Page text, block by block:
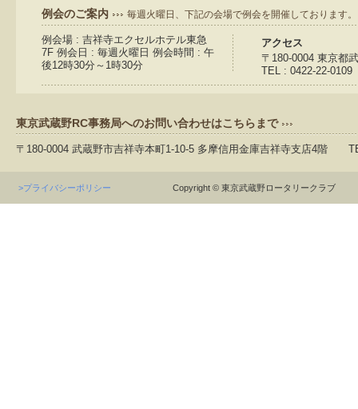
例会のご案内 毎週火曜日、下記の会場で例会を開催しております。
例会場 : 吉祥寺エクセルホテル東急
7F 例会日 : 毎週火曜日 例会時間 : 午
後12時30分～1時30分
アクセス
〒180-0004 東京都
TEL : 0422-22-
東京武蔵野RC事務局へのお問い合わせはこちらまで
〒180-0004 武蔵野市吉祥寺本町1-10-5 多摩信用金庫吉祥寺支店4
>プライバシーポリシー Copyright © 東京武蔵野ロータリークラブ